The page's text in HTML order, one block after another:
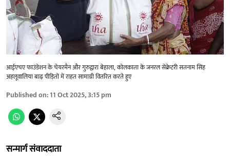
आईएचए फाउंडेशन के चेयरमैन और गुरुद्वारा बेहाला, कोलकाता के जनरल सेक्रेटरी सतनाम सिंह
अहलूवालिया बाढ़ पीड़ितों में राहत सामाग्री वितरित करते हुए
Published on:11 Oct 2025, 3:15 pm
सन्मार्ग संवाददाता